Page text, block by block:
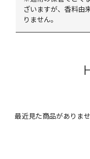
ざいますが、香料由
りません。
最近見た商品がありませ